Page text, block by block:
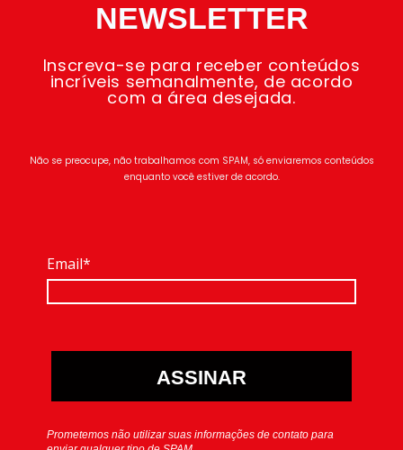
NEWSLETTER
Inscreva-se para receber conteúdos
incríveis semanalmente, de acordo
com a área desejada.
Não se preocupe, não trabalhamos com SPAM, só enviaremos conteúdos
enquanto você estiver de acordo.
Email*
ASSINAR
Prometemos não utilizar suas informações de contato para